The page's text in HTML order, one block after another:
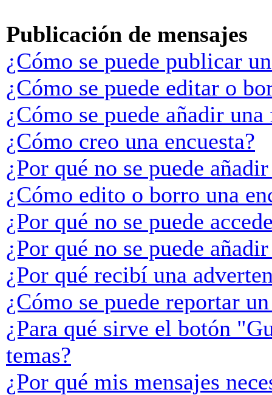
Publicación de mensajes
¿Cómo se puede publicar
¿Cómo se puede editar o
¿Cómo se puede añadir
¿Cómo creo una encuesta?
¿Por qué no se puede
¿Cómo edito o borro una
¿Por qué no se puede
¿Por qué no se puede
¿Por qué recibí una
¿Cómo se puede reportar
¿Para qué sirve el botón
temas?
¿Por qué mis mensajes